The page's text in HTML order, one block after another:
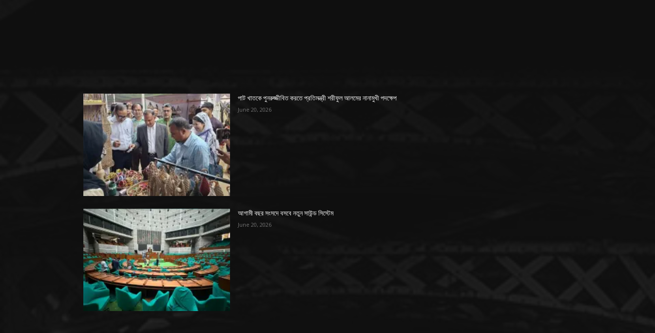
পাট খাতকে পুনরুজ্জীবিত করতে প্রতিমন্ত্রী শরীফুল আলমের নানামুখী পদক্ষেপ
June 20, 2026
আগামী বছর সংসদে বসবে নতুন সাউন্ড সিস্টেম
June 20, 2026